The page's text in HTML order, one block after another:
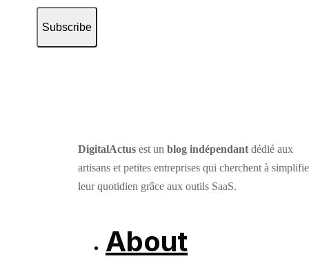
Subscribe
DigitalActus est un blog indépendant dédié aux
artisans et petites entreprises qui cherchent à
leur quotidien grâce aux outils SaaS.
About